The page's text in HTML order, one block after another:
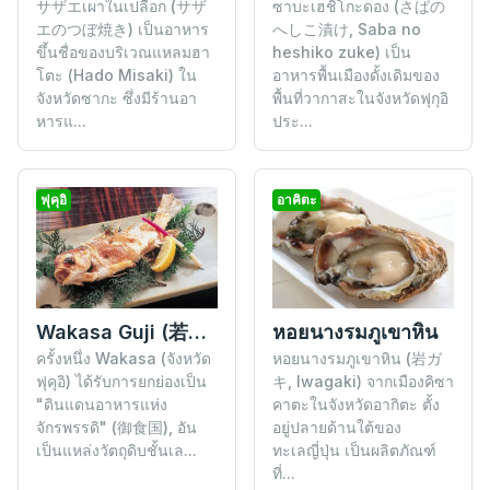
サザエเผาในเปลือก (サザ
エのつぼ焼き) เป็นอาหาร
ขึ้นชื่อของบริเวณแหลมฮา
โตะ (Hado Misaki) ใน
จังหวัดซากะ ซึ่งมีร้านอา
หารแ...
ซาบะเฮชิโกะดอง (さばの
へしこ漬け, Saba no
heshiko zuke) เป็น
อาหารพื้นเมืองดั้งเดิมของ
พื้นที่วากาสะในจังหวัดฟุกุอิ
ประ...
ฟุคุอิ
Wakasa Guji (若狭ぐじ)
ครั้งหนึ่ง Wakasa (จังหวัด
ฟุคุอิ) ได้รับการยกย่องเป็น
"ดินแดนอาหารแห่ง
จักรพรรดิ" (御食国), อัน
เป็นแหล่งวัตถุดิบชั้นเล...
อาคิตะ
หอยนางรมภูเขาหิน
หอยนางรมภูเขาหิน (岩ガ
キ, Iwagaki) จากเมืองคิซา
คาตะในจังหวัดอากิตะ ตั้ง
อยู่ปลายด้านใต้ของ
ทะเลญี่ปุ่น เป็นผลิตภัณฑ์
ที่...